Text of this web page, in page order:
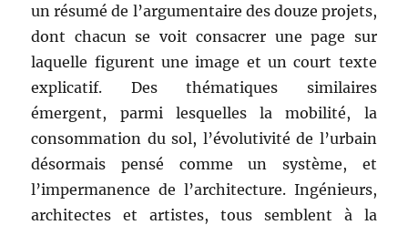
un résumé de l’argumentaire des douze projets,
dont chacun se voit consacrer une page sur
laquelle figurent une image et un court texte
explicatif. Des thématiques similaires
émergent, parmi lesquelles la mobilité, la
consommation du sol, l’évolutivité de l’urbain
désormais pensé comme un système, et
l’impermanence de l’architecture. Ingénieurs,
architectes et artistes, tous semblent à la